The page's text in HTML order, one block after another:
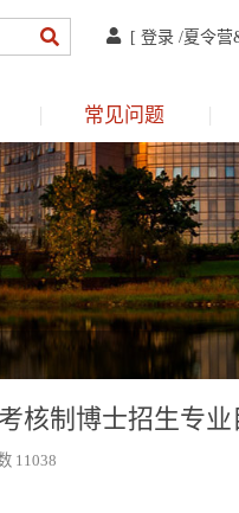
[ 登录 /夏令营
常见问题
核制博士招生专业
11038